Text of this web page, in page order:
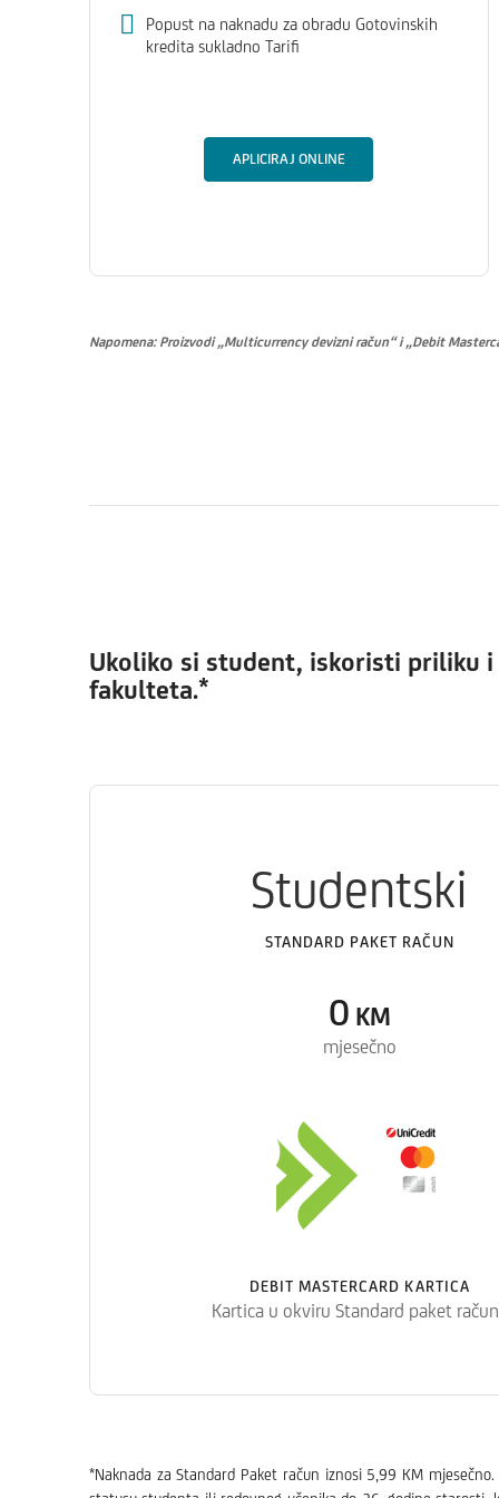
Popust na naknadu za obradu Gotovinskih
kredita sukladno Tarifi
APLICIRAJ ONLINE
Napomena: Proizvodi „Multicurrency devizni račun“ i „Debit
Ukoliko si student, iskoristi priliku i
fakulteta.*
Studentski
STANDARD PAKET RAČUN
0 KM
mjesečno
DEBIT MASTERCARD KARTICA
Kartica u okviru Standard paket
*Naknada za Standard Paket račun iznosi 5,99 KM